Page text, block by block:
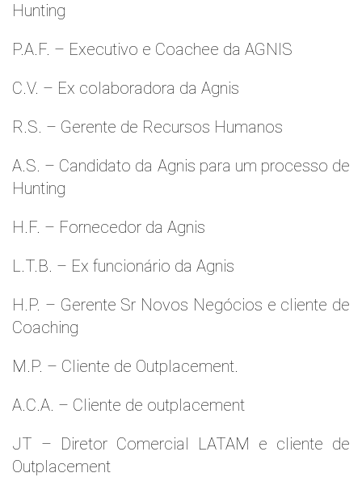
Hunting
P.A.F. – Executivo e Coachee da AGNIS
C.V. – Ex colaboradora da Agnis
R.S. – Gerente de Recursos Humanos
A.S. – Candidato da Agnis para um processo de
Hunting
H.F. – Fornecedor da Agnis
L.T.B. – Ex funcionário da Agnis
H.P. – Gerente Sr Novos Negócios e cliente de
Coaching
M.P. – Cliente de Outplacement.
A.C.A. – Cliente de outplacement
JT – Diretor Comercial LATAM e cliente de
Outplacement